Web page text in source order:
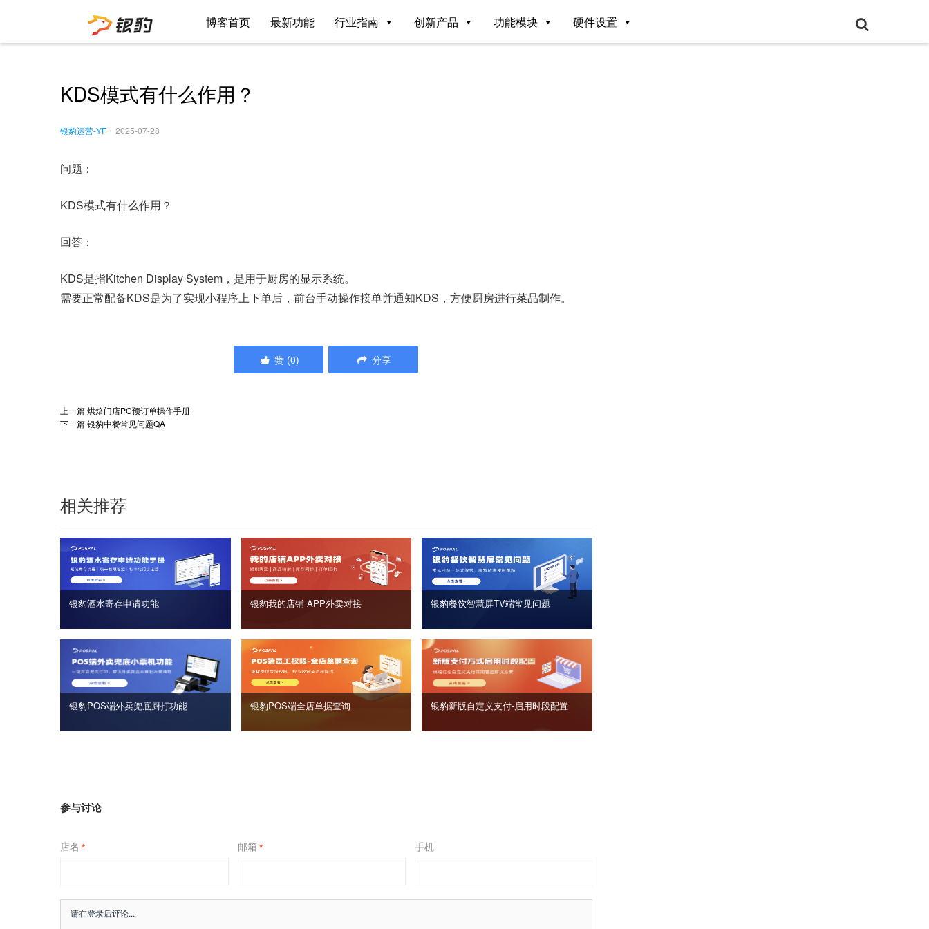
博客首页 最新功能 行业指南 创新产品 功能模块 硬件设置
KDS模式有什么作用？
银豹运营-YF 2025-07-28
问题：
KDS模式有什么作用？
回答：
KDS是指Kitchen Display System，是用于厨房的显示系统。
需要正常配备KDS是为了实现小程序上下单后，前台手动操作接单并通知KDS，方便厨房进行菜品制作。
赞 (0) 分享
上一篇烘焙门店PC预订单操作手册
下一篇银豹中餐常见问题QA
相关推荐
银豹酒水寄存申请功能 银豹我的店铺 APP外卖对接 银豹餐饮智慧屏TV端常见问题
银豹POS端外卖兜底厨打功能 银豹POS端全店单据查询 银豹新版自定义支付‑启用时段配置
参与讨论
店名 * 邮箱 * 手机